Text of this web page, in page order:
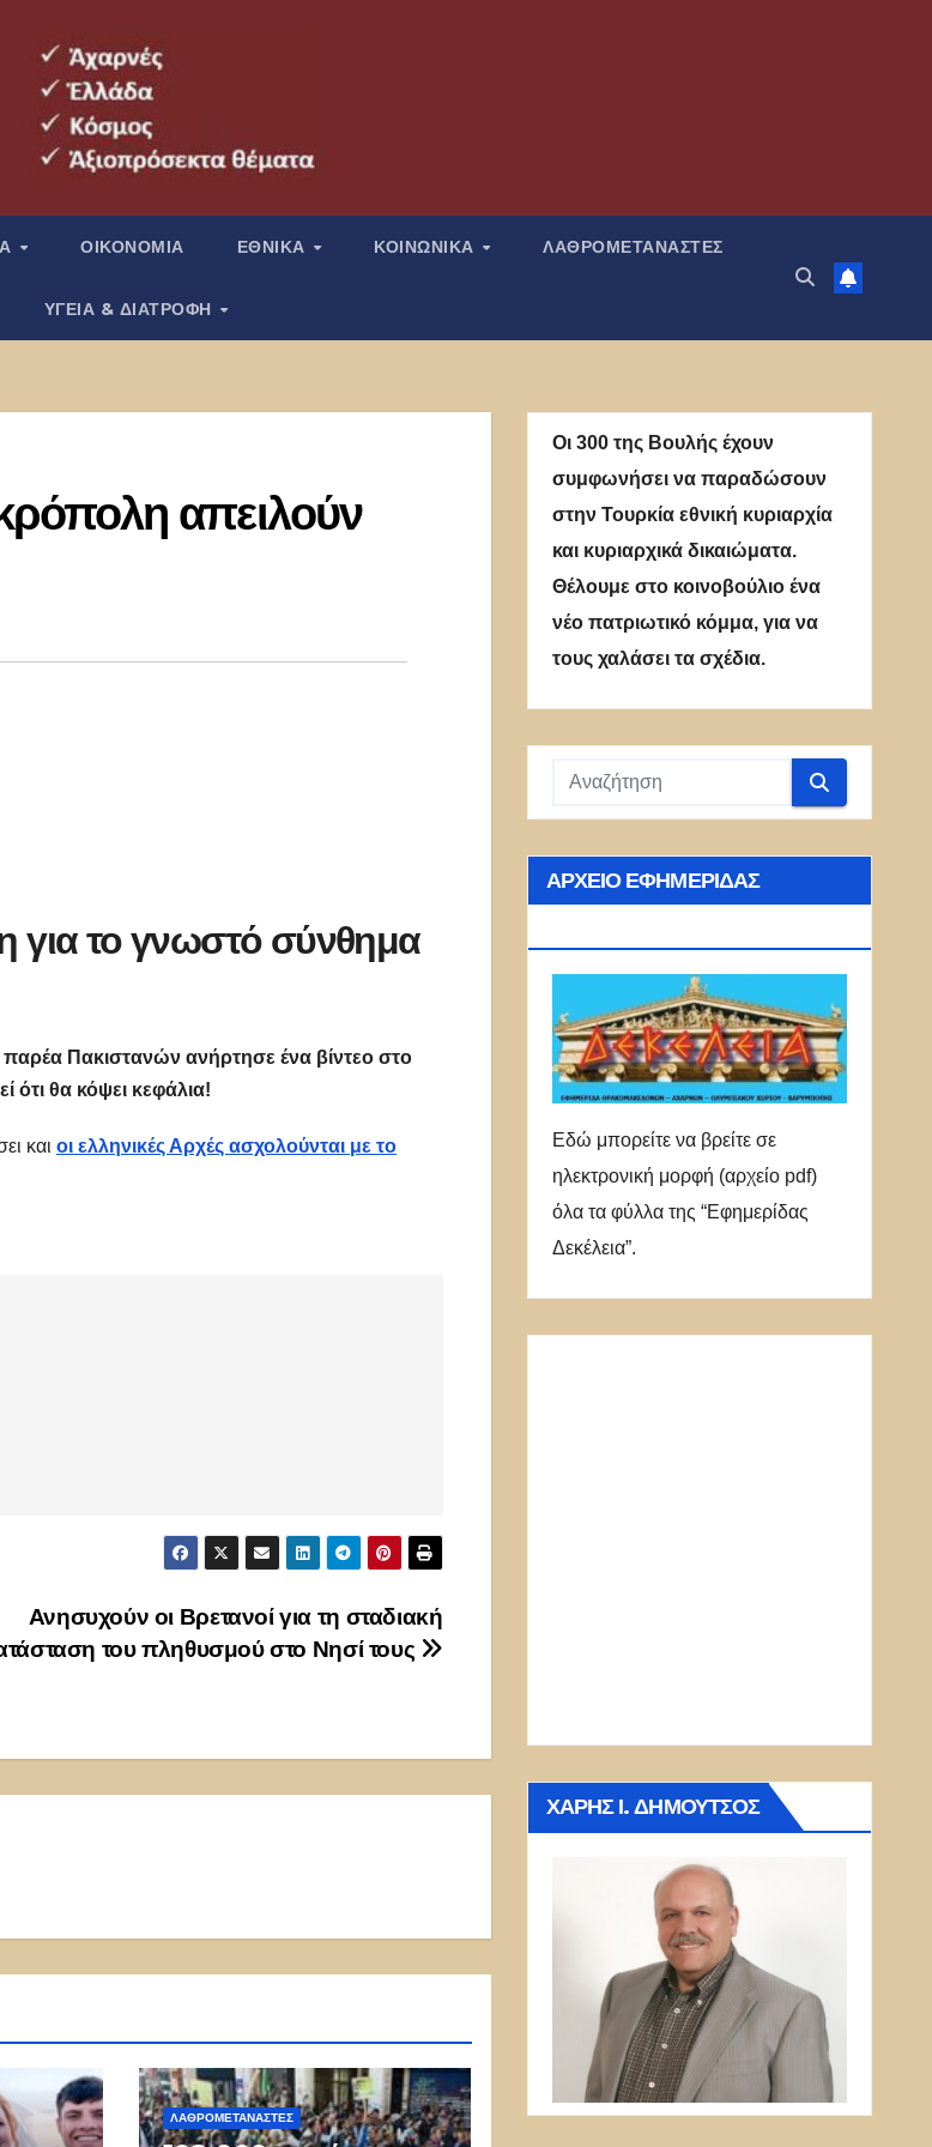
ΟΙΚΟΝΟΜΙΑ ΕΘΝΙΚΑ ΚΟΙΝΩΝΙΚΑ ΛΑΘΡΟΜΕΤΑΝΑΣΤΕΣ
ΥΓΕΙΑ & ΔΙΑΤΡΟΦΗ
απειλούν
για το γνωστό σύνθημα
Πακιστανών ανήρτησε ένα βίντεο στο
ότι θα κόψει κεφάλια!
και οι ελληνικές Αρχές ασχολούνται με το
Ανησυχούν οι Βρετανοί για τη σταδιακή
του πληθυσμού στο Νησί τους
ΛΑΘΡΟΜΕΤΑΝΑΣΤΕΣ
Οι 300 της Βουλής έχουν
συμφωνήσει να παραδώσουν
στην Τουρκία εθνική κυριαρχία
και κυριαρχικά δικαιώματα.
Θέλουμε στο κοινοβούλιο ένα
νέο πατριωτικό κόμμα, για να
τους χαλάσει τα σχέδια.
ΑΡΧΕΊΟ ΕΦΗΜΕΡΊΔΑΣ
Εδώ μπορείτε να βρείτε σε
ηλεκτρονική μορφή (αρχείο pdf)
όλα τα φύλλα της “Εφημερίδας
Δεκέλεια”.
ΧΆΡΗΣ Ι. ΔΗΜΟΎΤΣΟΣ